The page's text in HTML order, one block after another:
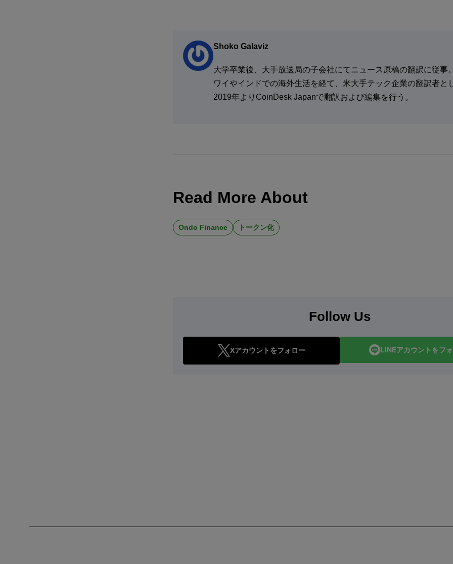
Shoko Galaviz
大学卒業後、大手放送局の子会社にてニュース原稿の翻訳に従事
ワイやインドでの海外生活を経て、米大手テック企業の翻訳者と
2019年よりCoinDesk Japanで翻訳および編集を行う。
Read More About
Ondo Finance トークン化
Follow Us
Xアカウントをフォロー LINEアカウントをフ